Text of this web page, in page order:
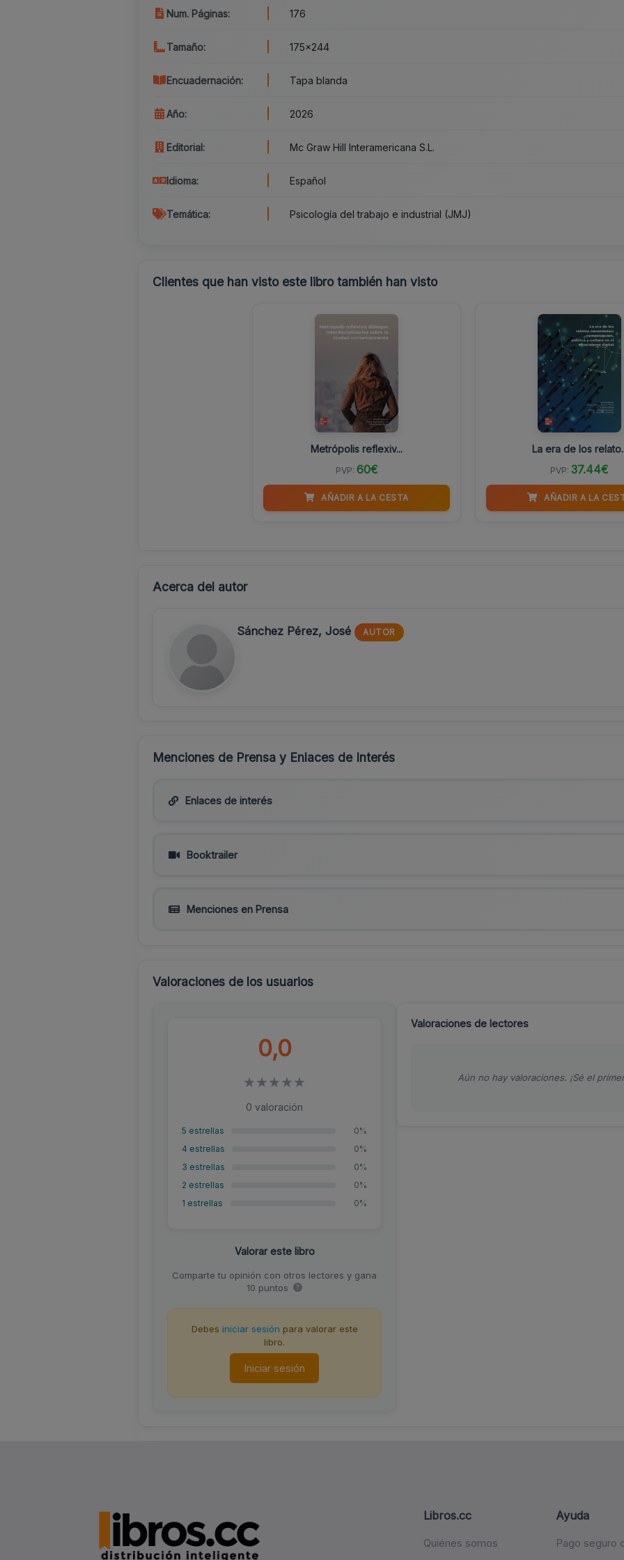
Num. Páginas: 176
Tamaño: 175x244
Encuadernación: Tapa blanda
Año: 2026
Editorial: Mc Graw Hill Interamericana S.L.
Idioma: Español
Temática: Psicología del trabajo e industrial (JMJ)
Clientes que han visto este libro también han visto
Metrópolis reflexiv...
PVP: 60€
AÑADIR A LA CESTA
La era de los
PVP: 37.44€
AÑADIR A LA
Acerca del autor
Sánchez Pérez, José AUTOR
Menciones de Prensa y Enlaces de Interés
Enlaces de interés
Booktrailer
Menciones en Prensa
Valoraciones de los usuarios
0,0
★★★★★
0 valoración
5 estrellas
0%
4 estrellas
0%
3 estrellas
0%
2 estrellas
0%
1 estrellas
0%
Valorar este libro
Comparte tu opinión con otros lectores y gana
10 puntos
Debes iniciar sesión para valorar este
libro.
Iniciar sesión
Valoraciones de lectores
Aún no hay valoraciones. ¡Sé el
Libros.cc
Quiénes somos
Ayuda
Pago seguro